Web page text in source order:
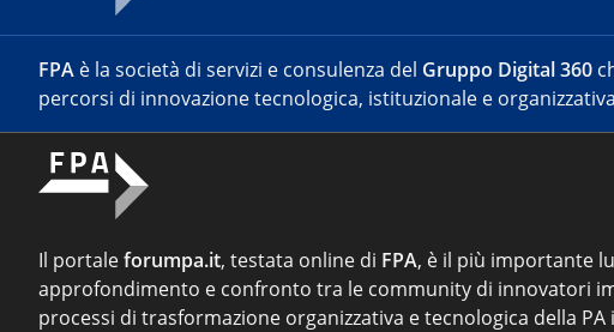
FPA è la società di servizi e consulenza del Gruppo Digital 360
percorsi di innovazione tecnologica, istituzionale e
Il portaleforumpa.it, testata online di FPA, è il più importante
approfondimento e confronto tra le community di innovatori
processi di trasformazione organizzativa e tecnologica della PA